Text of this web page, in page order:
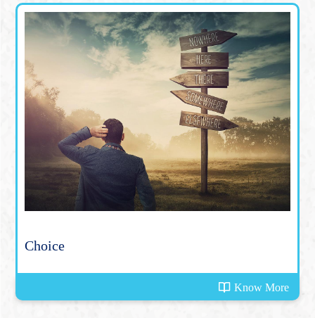
Choice
Know More